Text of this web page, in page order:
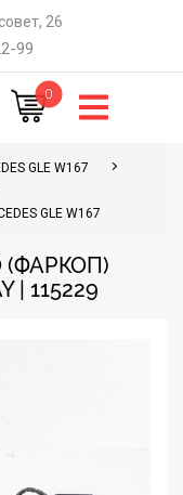
26
99
0
GLE W167
GLE W167
| 115229